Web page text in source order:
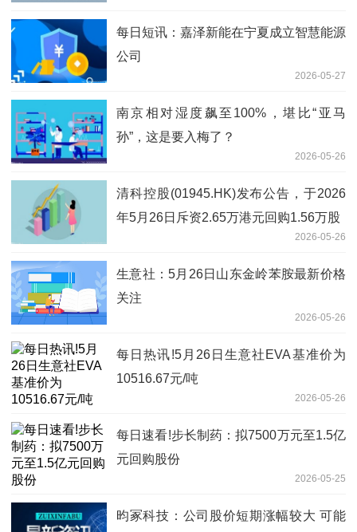
每日短讯：嘉泽新能在宁夏成立智慧能源
公司
2026-05-27
南京相对湿度飙至100%，堪比“亚马
孙”，这是要入梅了？
2026-05-26
清科控股(01945.HK)发布公告，于2026
年5月26日斥资2.65万港元回购1.56万股
2026-05-26
生意社：5月26日山东金岭苯胺最新价格
关注
2026-05-26
每日热讯!5月26日生意社EVA基准价为
10516.67元/吨
2026-05-26
每日速看!步长制药：拟7500万元至1.5亿
元回购股份
2026-05-25
昀冢科技：公司股价短期涨幅较大 可能